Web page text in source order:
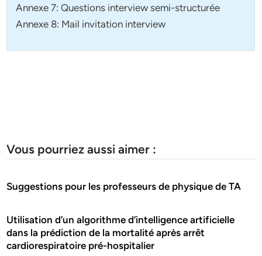
Annexe 7: Questions interview semi-structurée
Annexe 8: Mail invitation interview
Vous pourriez aussi aimer :
Suggestions pour les professeurs de physique de TA
Utilisation d’un algorithme d’intelligence artificielle
dans la prédiction de la mortalité après arrêt
cardiorespiratoire pré-hospitalier